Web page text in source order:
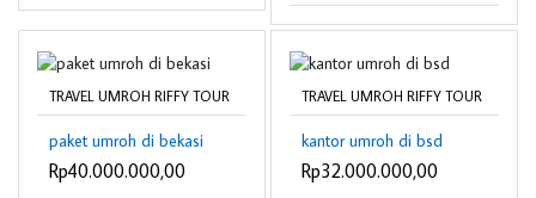
TRAVEL UMROH RIFFY TOUR
paket umroh di bekasi
Rp40.000.000,00
TRAVEL UMROH RIFFY TOUR
kantor umroh di bsd
Rp32.000.000,00